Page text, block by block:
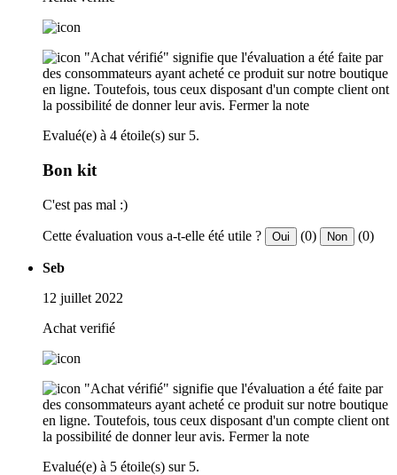
"Achat vérifié" signifie que l'évaluation a été faite par
des consommateurs ayant acheté ce produit sur notre boutique
en ligne. Toutefois, tous ceux disposant d'un compte client ont
la possibilité de donner leur avis. Fermer la note
Evalué(e) à 4 étoile(s) sur 5.
Bon kit
C'est pas mal :)
Cette évaluation vous a-t-elle été utile ? Oui (0) Non (0)
Seb
12 juillet 2022
Achat verifié
"Achat vérifié" signifie que l'évaluation a été faite par
des consommateurs ayant acheté ce produit sur notre boutique
en ligne. Toutefois, tous ceux disposant d'un compte client ont
la possibilité de donner leur avis. Fermer la note
Evalué(e) à 5 étoile(s) sur 5.